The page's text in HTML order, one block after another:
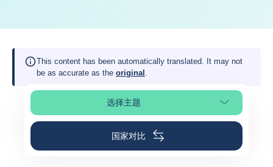
This content has been automatically translated. It may not
be as accurate as the original .
选择主题
选择页面
国家对比